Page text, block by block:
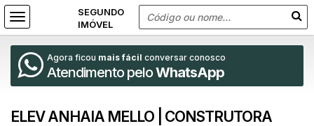
Agora ficou mais fácil conversar conosco
Atendimento peloWhatsApp
ELEV ANHAIA MELLO | CONSTRUTORA